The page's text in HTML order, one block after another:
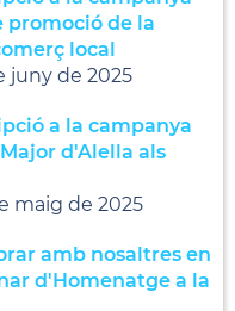
promoció de la
local
juny de 2025
a la campanya
d'Alella als
maig de 2025
amb nosaltres en
d'Homenatge a la